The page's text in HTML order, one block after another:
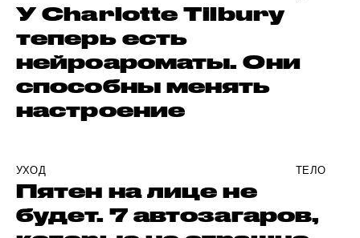
У Charlotte Tilbury
теперь есть
нейроароматы. Они
способны менять
настроение
УХОД ТЕЛО
Пятен на лице не
будет. 7 автозагаров,